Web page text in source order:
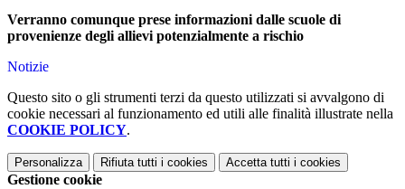
Verranno comunque prese informazioni dalle scuole di
provenienze degli allievi potenzialmente a rischio
Notizie
Questo sito o gli strumenti terzi da questo utilizzati si avvalgono di
cookie necessari al funzionamento ed utili alle finalità illustrate nella
COOKIE POLICY.
Personalizza Rifiuta tutti i cookies Accetta tutti i cookies
Gestione cookie